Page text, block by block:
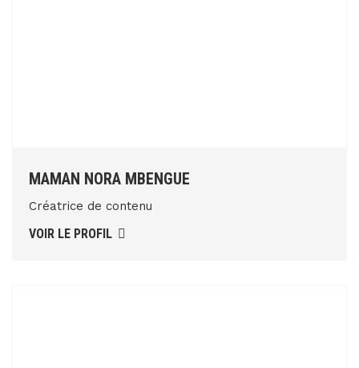
MAMAN NORA MBENGUE
Créatrice de contenu
VOIR LE PROFIL